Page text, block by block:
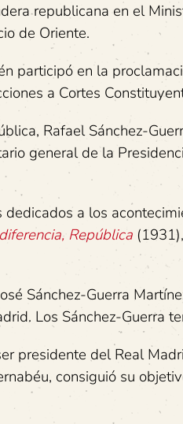
republicana en el
de Oriente.
participó en la
a Cortes
Rafael Sánchez-
general de la
a los
República (1931),
Sánchez-Guerra
Los Sánchez-Guerra
presidente del Real
consiguió su